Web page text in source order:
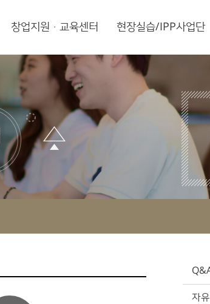
창업지원·교육센터 현장실습/IPP사업단
자